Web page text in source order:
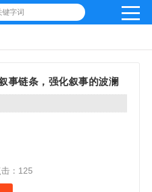
键字词
事链条，强化叙事的波澜
： 125